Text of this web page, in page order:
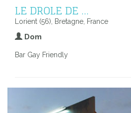
LE DROLE DE ...
Lorient (56), Bretagne, France
Dom
Bar Gay Friendly